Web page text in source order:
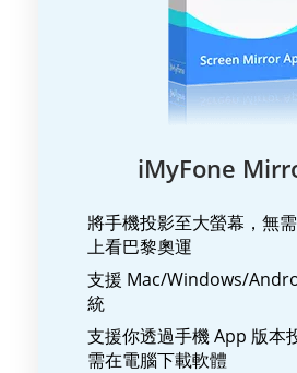
iMyFone
將手機投影至大螢幕，無
上看巴黎奧運
支援 Mac/Windows/
統
支援你透過手機 App 版本
需在電腦下載軟體